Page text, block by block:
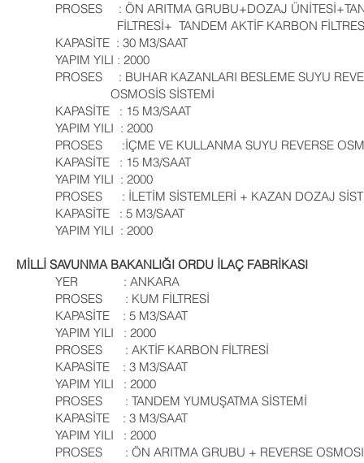
PROSES : ÖN ARITMA GRUBU+DOZAJ
FİLTRESİ+ TANDEM AKTİF KARBON
KAPASİTE : 30 M3/SAAT
YAPIM YILI : 2000
PROSES : BUHAR KAZANLARI
OSMOSİS SİSTEMİ
KAPASİTE : 15 M3/SAAT
YAPIM YILI : 2000
PROSES :İÇME VE KULLANMA SUYU REVERSE
KAPASİTE : 15 M3/SAAT
YAPIM YILI : 2000
PROSES : İLETİM SİSTEMLERİ + KAZAN DOZAJ
KAPASİTE : 5 M3/SAAT
YAPIM YILI : 2000
MİLLİ SAVUNMA BAKANLIĞI ORDU İLAÇ FABRİKASI
YER : ANKARA
PROSES : KUM FİLTRESİ
KAPASİTE : 5 M3/SAAT
YAPIM YILI : 2000
PROSES : AKTİF KARBON FİLTRESİ
KAPASİTE : 3 M3/SAAT
YAPIM YILI : 2000
PROSES : TANDEM YUMUŞATMA SİSTEMİ
KAPASİTE : 3 M3/SAAT
YAPIM YILI : 2000
PROSES : ÖN ARITMA GRUBU + REVERSE